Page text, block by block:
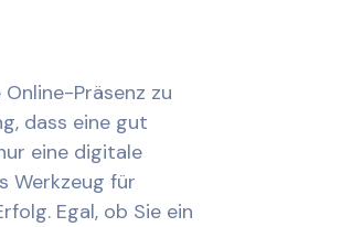
Online-Präsenz zu
dass eine gut
eine digitale
Werkzeug für
Egal, ob Sie ein